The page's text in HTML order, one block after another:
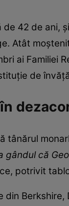
de 42 de ani,
Atât
ai Familiei
de
tânărul
gândul că
potrivit